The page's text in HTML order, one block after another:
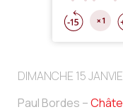
DIMANCHE 15
Paul Bordes –